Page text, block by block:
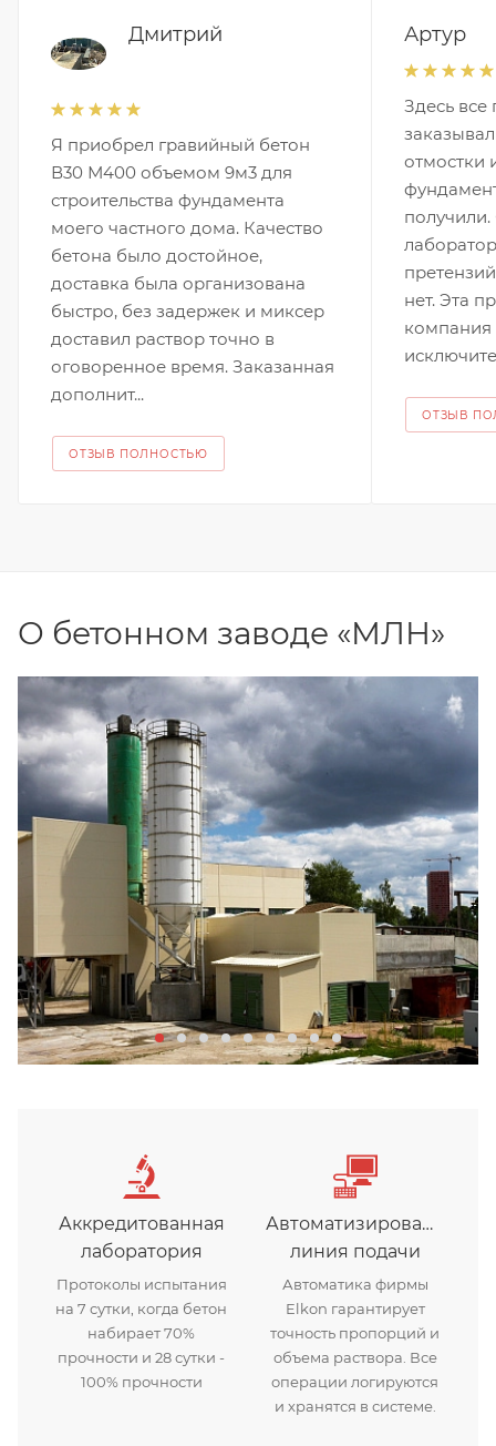
Дмитрий
Я приобрел гравийный бетон
В30 М400 объемом 9м3 для
строительства фундамента
моего частного дома. Качество
бетона было достойное,
доставка была организована
быстро, без задержек и миксер
доставил раствор точно в
оговоренное время. Заказанная
дополнит...
ОТЗЫВ ПОЛНОСТЬЮ
Артур
Здесь все
отмостки
нет. Эта
компания
ОТЗЫВ
О бетонном заводе «МЛН»
Аккредитованная
лаборатория
Протоколы испытания
на 7 сутки, когда бетон
набирает 70%
прочности и 28 сутки -
100% прочности
Автоматизированная
линия подачи
Автоматика фирмы
Elkon гарантирует
точность пропорций и
объема раствора. Все
операции логируются
и хранятся в системе.